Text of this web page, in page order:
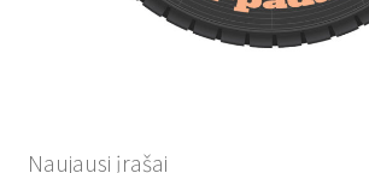
Naujausi įrašai